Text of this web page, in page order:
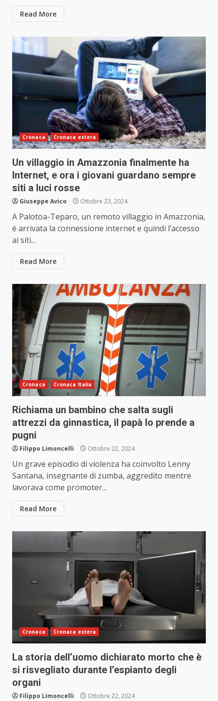
Read More
Cronaca Cronaca estera
Un villaggio in Amazzonia finalmente ha
Internet, e ora i giovani guardano sempre
siti a luci rosse
Giuseppe Avico Ottobre 23, 2024
A Palotoa-Teparo, un remoto villaggio in Amazzonia,
è arrivata la connessione internet e quindi l’accesso
ai siti...
Read More
Cronaca Cronaca Italia
Richiama un bambino che salta sugli
attrezzi da ginnastica, il papà lo prende a
pugni
Filippo Limoncelli Ottobre 22, 2024
Un grave episodio di violenza ha coinvolto Lenny
Santana, insegnante di zumba, aggredito mentre
lavorava come promoter...
Read More
Cronaca Cronaca estera
La storia dell’uomo dichiarato morto che è
si risvegliato durante l’espianto degli
organi
Filippo Limoncelli Ottobre 22, 2024